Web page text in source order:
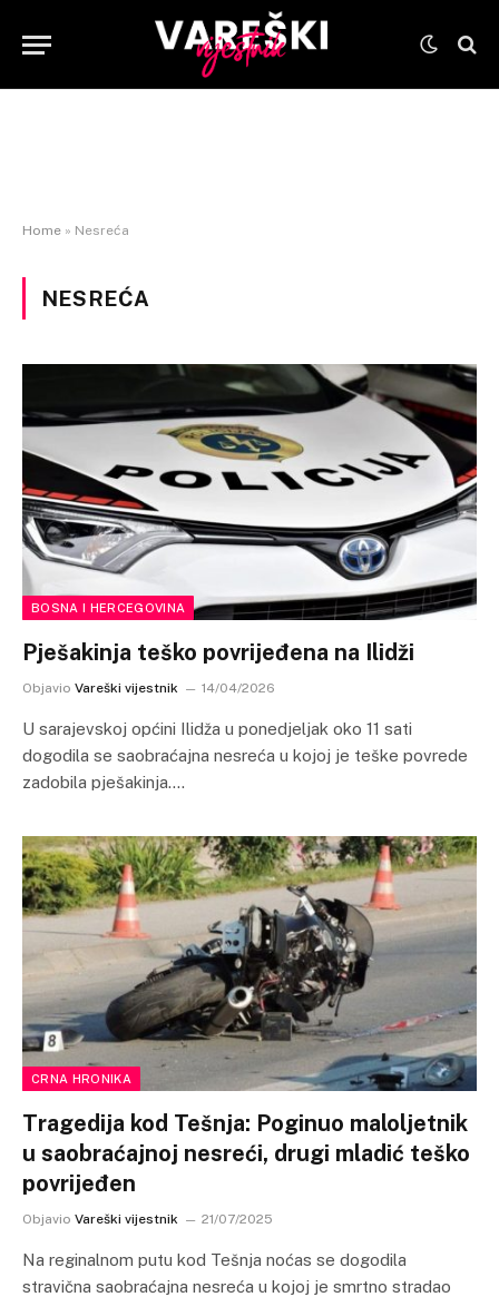
Home » Nesreća
NESREĆA
BOSNA I HERCEGOVINA
Pješakinja teško povrijeđena na Ilidži
Objavio Vareški vijestnik 14/04/2026
U sarajevskoj općini Ilidža u ponedjeljak oko 11 sati
dogodila se saobraćajna nesreća u kojoj je teške povrede
zadobila pješakinja.…
CRNA HRONIKA
Tragedija kod Tešnja: Poginuo maloljetnik
u saobraćajnoj nesreći, drugi mladić teško
povrijeđen
Objavio Vareški vijestnik 21/07/2025
Na reginalnom putu kod Tešnja noćas se dogodila
stravična saobraćajna nesreća u kojoj je smrtno stradao